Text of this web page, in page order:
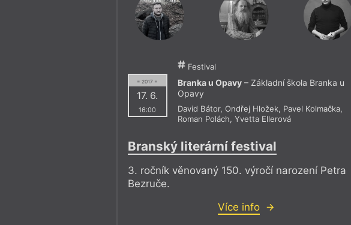
= 2017 =
17. 6.
16:00
Festival
Branka u Opavy – Základní škola Branka u
Opavy
David Bátor,Ondřej Hložek, Pavel Kolmačka,
Roman Polách,Yvetta Ellerová
Branský literární festival
3. ročník věnovaný 150. výročí narození Petra
Bezruče.
Více info